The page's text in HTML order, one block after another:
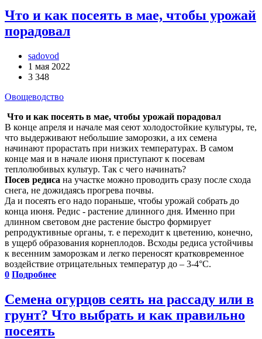
Что и как посеять в мае, чтобы урожай
порадовал
sadovod
1 мая 2022
3 348
Овощеводство
Что и как посеять в мае, чтобы урожай порадовал
В конце апреля и начале мая сеют холодостойкие культуры, те,
что выдерживают небольшие заморозки, а их семена
начинают прорастать при низких температурах. В самом
конце мая и в начале июня приступают к посевам
теплолюбивых культур. Так с чего начинать?
Посев редиса на участке можно проводить сразу после схода
снега, не дожидаясь прогрева почвы.
Да и посеять его надо пораньше, чтобы урожай собрать до
конца июня. Редис - растение длинного дня. Именно при
длинном световом дне растение быстро формирует
репродуктивные органы, т. е переходит к цветению, конечно,
в ущерб образования корнеплодов. Всходы редиса устойчивы
к весенним заморозкам и легко переносят кратковременное
воздействие отрицательных температур до – 3-4°С.
0 Подробнее
Семена огурцов сеять на рассаду или в
грунт? Что выбрать и как правильно
посеять